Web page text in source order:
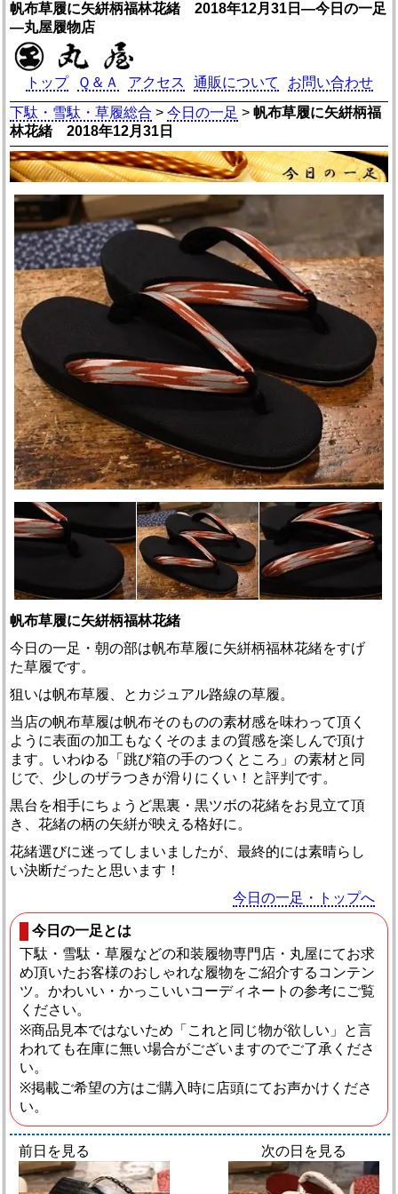
帆布草履に矢絣柄福林花緒 2018年12月31日―今日の一足
―丸屋履物店
トップ Ｑ＆Ａ アクセス 通販について
お問い合わせ
下駄・雪駄・草履総合 >今日の一足 >帆布草履に矢絣柄福
林花緒 2018年12月31日
帆布草履に矢絣柄福林花緒
今日の一足・朝の部は帆布草履に矢絣柄福林花緒をすげ
た草履です。
狙いは帆布草履、とカジュアル路線の草履。
当店の帆布草履は帆布そのものの素材感を味わって頂く
ように表面の加工もなくそのままの質感を楽しんで頂け
ます。いわゆる「跳び箱の手のつくところ」の素材と同
じで、少しのザラつきが滑りにくい！と評判です。
黒台を相手にちょうど黒裏・黒ツボの花緒をお見立て頂
き、花緒の柄の矢絣が映える格好に。
花緒選びに迷ってしまいましたが、最終的には素晴らし
い決断だったと思います！
今日の一足・トップへ
今日の一足とは
下駄・雪駄・草履などの和装履物専門店・丸屋にてお求
め頂いたお客様のおしゃれな履物をご紹介するコンテン
ツ。かわいい・かっこいいコーディネートの参考にご覧
ください。
※商品見本ではないため「これと同じ物が欲しい」と言
われても在庫に無い場合がございますのでご了承くださ
い。
※掲載ご希望の方はご購入時に店頭にてお声かけくださ
い。
前日を見る 次の日を見る